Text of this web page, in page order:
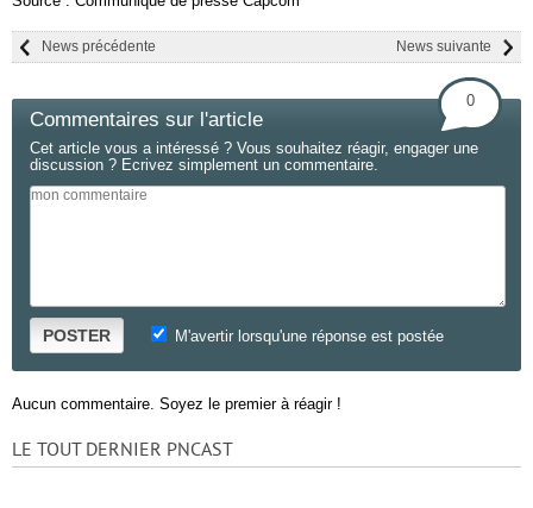
News suivante
News précédente
Commentaires sur l'article
0
Cet article vous a intéressé ? Vous souhaitez réagir, engager une
discussion ? Ecrivez simplement un commentaire.
POSTER M'avertir lorsqu'une réponse est postée
Aucun commentaire. Soyez le premier à réagir !
LE TOUT DERNIER PNCAST